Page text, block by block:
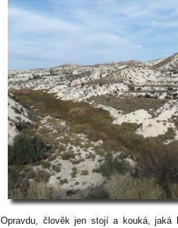
Opravdu, člověk jen stojí a kouká, jaká